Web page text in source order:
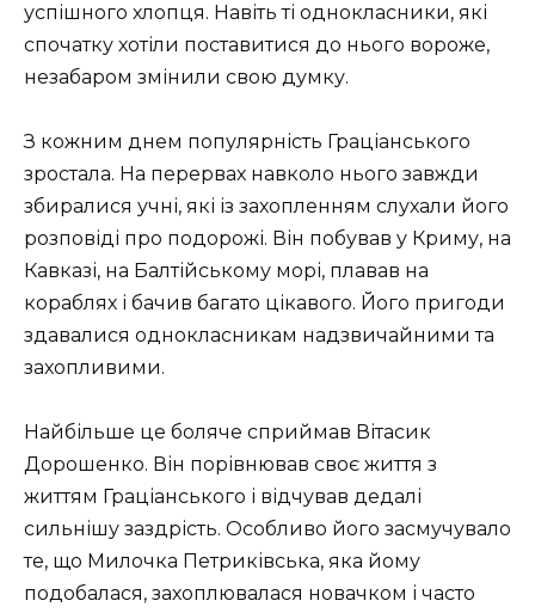
успішного хлопця. Навіть ті однокласники, які
спочатку хотіли поставитися до нього вороже,
незабаром змінили свою думку.
З кожним днем популярність Граціанського
зростала. На перервах навколо нього завжди
збиралися учні, які із захопленням слухали його
розповіді про подорожі. Він побував у Криму, на
Кавказі, на Балтійському морі, плавав на
кораблях і бачив багато цікавого. Його пригоди
здавалися однокласникам надзвичайними та
захопливими.
Найбільше це боляче сприймав Вітасик
Дорошенко. Він порівнював своє життя з
життям Граціанського і відчував дедалі
сильнішу заздрість. Особливо його засмучувало
те, що Милочка Петриківська, яка йому
подобалася, захоплювалася новачком і часто